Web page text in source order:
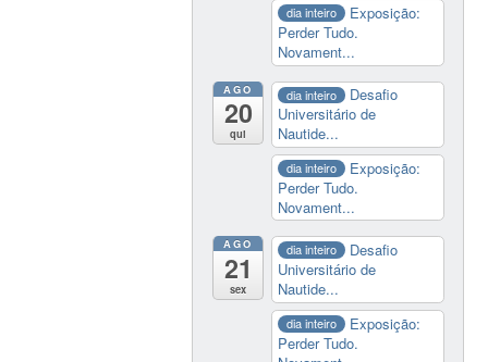
dia inteiro
Exposição:
Perder Tudo.
Novament...
AGO
20
qui
dia inteiro
Desafio
Universitário de
Nautide...
dia inteiro
Exposição:
Perder Tudo.
Novament...
AGO
21
sex
dia inteiro
Desafio
Universitário de
Nautide...
dia inteiro
Exposição:
Perder Tudo.